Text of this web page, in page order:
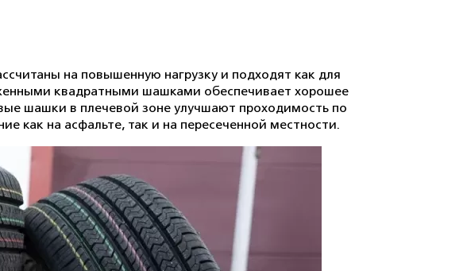
на повышенную нагрузку и подходят как для
квадратными шашками обеспечивает хорошее
шашки в плечевой зоне улучшают проходимость по
как на асфальте, так и на пересеченной местности.